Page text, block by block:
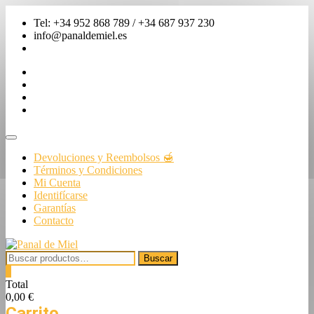
contenido
Tel: +34 952 868 789 / +34 687 937 230
info@panaldemiel.es
Menú
barra
superior
Devoluciones y Reembolsos 🍯
Términos y Condiciones
Mi Cuenta
Identifícarse
Garantías
Contacto
Buscar
por:
Buscar
Total
0,00 €